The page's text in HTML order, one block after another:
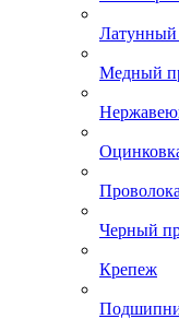
Латунный
Медный
Черный
Крепеж